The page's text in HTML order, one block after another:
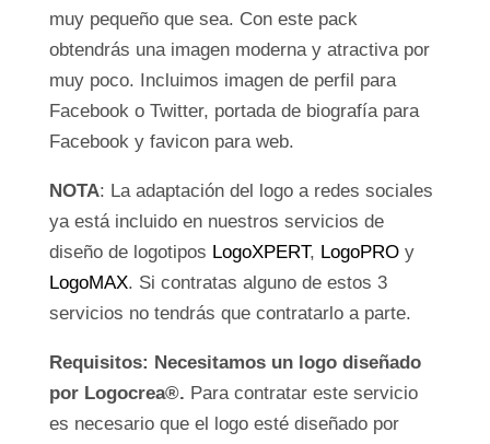
muy pequeño que sea. Con este pack
obtendrás una imagen moderna y atractiva por
muy poco. Incluimos imagen de perfil para
Facebook o Twitter, portada de biografía para
Facebook y favicon para web.
NOTA: La adaptación del logo a redes sociales
ya está incluido en nuestros servicios de
diseño de logotipos LogoXPERT, LogoPROy
LogoMAX. Si contratas alguno de estos 3
servicios no tendrás que contratarlo a parte.
Requisitos: Necesitamos un logo diseñado
por Logocrea®. Para contratar este servicio
es necesario que el logo esté diseñado por